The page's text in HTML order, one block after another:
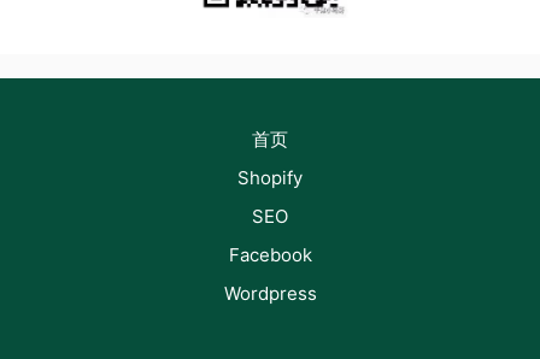
首页
Shopify
SEO
Facebook
Wordpress